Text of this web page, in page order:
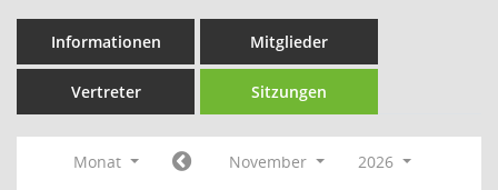
Informationen Mitglieder
Vertreter Sitzungen
Monat November
2026